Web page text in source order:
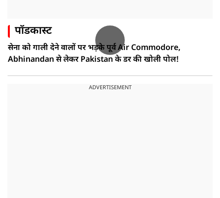
पॉडकास्ट
सेना को गाली देने वालों पर भड़के पूर्व Air Commodore,
Abhinandan से लेकर Pakistan के डर की खोली पोल!
ADVERTISEMENT